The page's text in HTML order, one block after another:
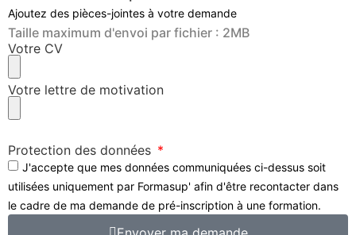
Ajoutez des pièces-jointes à votre demande
Taille maximum d'envoi par fichier : 2MB
Votre CV
Votre lettre de motivation
Protection des données
J'accepte que mes données communiquées ci-dessus soit
utilisées uniquement par Formasup' afin d'être recontacter dans
le cadre de ma demande de pré-inscription à une formation.